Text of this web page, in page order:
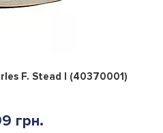
0
F. Stead I (40370001)
грн.